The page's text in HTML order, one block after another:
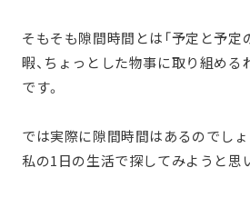
そもそも隙間時間とは「予定と予
暇、ちょっとした物事に取り組める
です。
では実際に隙間時間はあるのでしょ
私の1日の生活で探してみようと思